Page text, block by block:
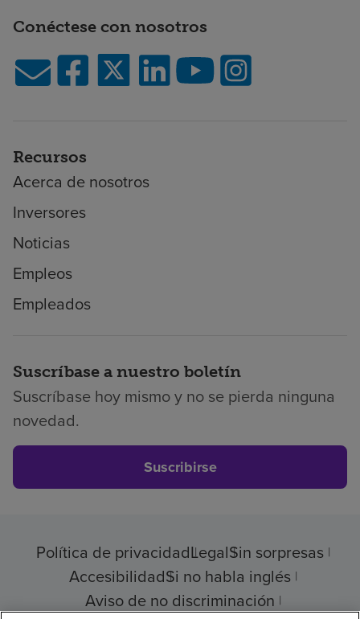
Conéctese con nosotros
Recursos
Acerca de nosotros
Inversores
Noticias
Empleos
Empleados
Suscríbase a nuestro boletín
Suscríbase hoy mismo y no se pierda ninguna
novedad.
Suscribirse
Política de privacidadLegalSin sorpresas
AccesibilidadSi no habla inglés
Aviso de no discriminación